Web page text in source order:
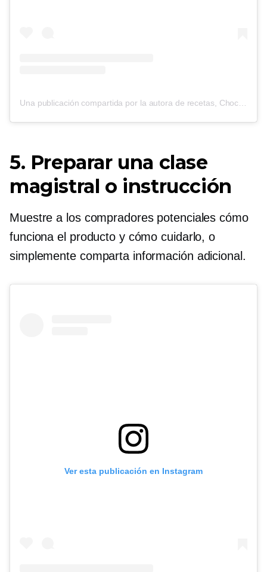
5. Preparar una clase
magistral o instrucción
Muestre a los compradores potenciales cómo
funciona el producto y cómo cuidarlo, o
simplemente comparta información adicional.
Ver esta publicación en Instagram